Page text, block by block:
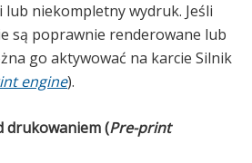
niekompletny wydruk. Jeśli
są poprawnie renderowane lub
go aktywować na karcie Silnik
engine).
drukowaniem (Pre-print